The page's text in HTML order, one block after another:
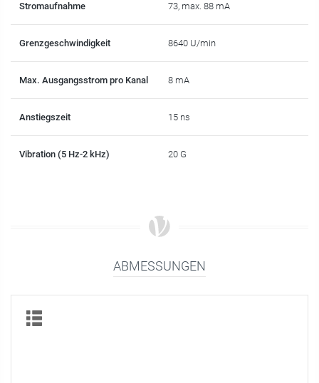
Stromaufnahme 73, max. 88 mA
Grenzgeschwindigkeit 8640 U/min
Max. Ausgangsstrom pro Kanal 8 mA
Anstiegszeit 15 ns
Vibration (5 Hz-2 kHz) 20 G
ABMESSUNGEN